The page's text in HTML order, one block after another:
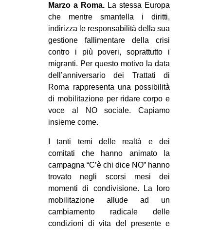
Marzo a Roma. La stessa Europa
che mentre smantella i diritti,
indirizza le responsabilità della sua
gestione fallimentare della crisi
contro i più poveri, soprattutto i
migranti. Per questo motivo la data
dell’anniversario dei Trattati di
Roma rappresenta una possibilità
di mobilitazione per ridare corpo e
voce al NO sociale. Capiamo
insieme come.
I tanti temi delle realtà e dei
comitati che hanno animato la
campagna “C’è chi dice NO” hanno
trovato negli scorsi mesi dei
momenti di condivisione. La loro
mobilitazione allude ad un
cambiamento radicale delle
condizioni di vita del presente e